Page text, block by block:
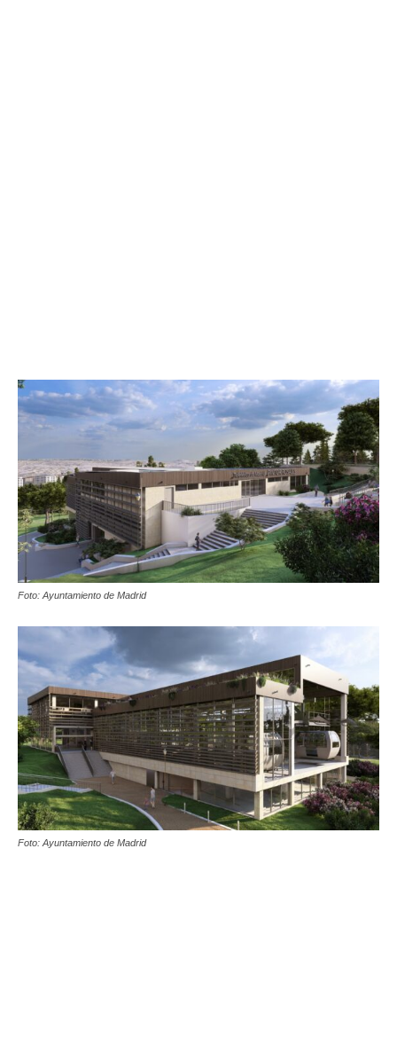
Foto: Ayuntamiento de Madrid
Foto: Ayuntamiento de Madrid